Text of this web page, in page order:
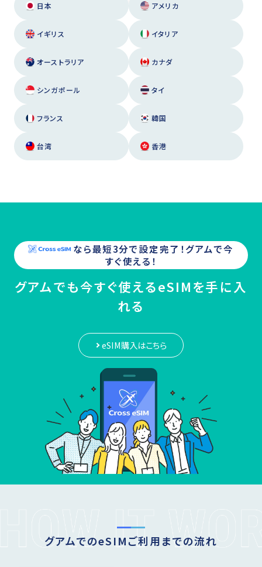
日本 アメリカ
イギリス イタリア
オーストラリア カナダ
シンガポール タイ
フランス 韓国
台湾 香港
なら最短3分で設定完了！グアムで今
すぐ使える！
グアムでも今すぐ使えるeSIMを手に入
れる
eSIM購入はこちら
グアムでのeSIMご利用までの流れ